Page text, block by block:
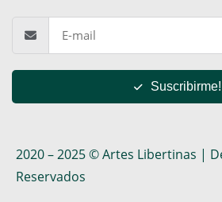
Suscribirme!
2020 – 2025 © Artes Libertinas |
Reservados